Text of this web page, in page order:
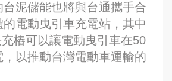
泥儲能也將與台通攜手合
電動曳引車充電站，其中
樁可以讓電動曳引車在50
以推動台灣電動車運輸的